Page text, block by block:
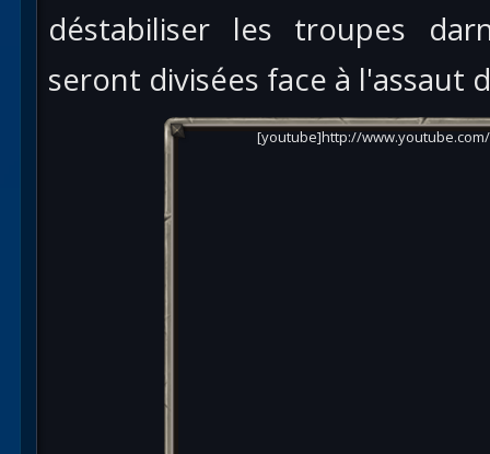
déstabiliser les troupes
seront divisées face à l'assaut
[youtube]http://